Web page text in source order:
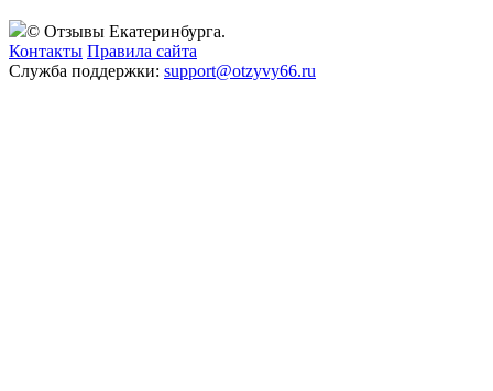
© Отзывы Екатеринбурга.
Контакты Правила сайта
Служба поддержки: support@otzyvy66.ru